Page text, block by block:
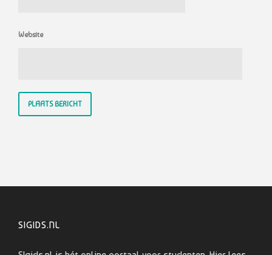
Website
SIGIDS.NL